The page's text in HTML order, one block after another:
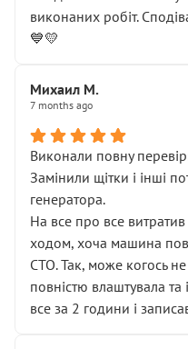
виконаних робіт.
💙💛
Михаил М.
7 months ago
Виконали повну
Замінили щітки і інші
генератора.
На все про все
ходом, хоча машина
СТО. Так, може когось
повністю влаштувала та
все за 2 години і